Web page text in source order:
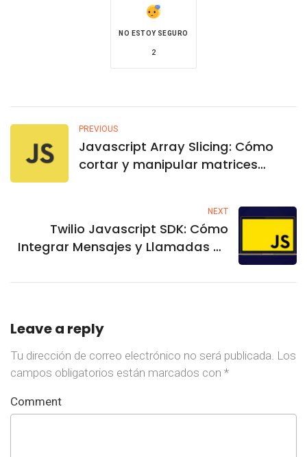
NO ESTOY SEGURO
2
PREVIOUS
Javascript Array Slicing: Cómo
cortar y manipular matrices
NEXT
Twilio Javascript SDK: Cómo
Integrar Mensajes y Llamadas en
Leave a reply
Tu dirección de correo electrónico no será publicada. Los
campos obligatorios están marcados con *
Comment